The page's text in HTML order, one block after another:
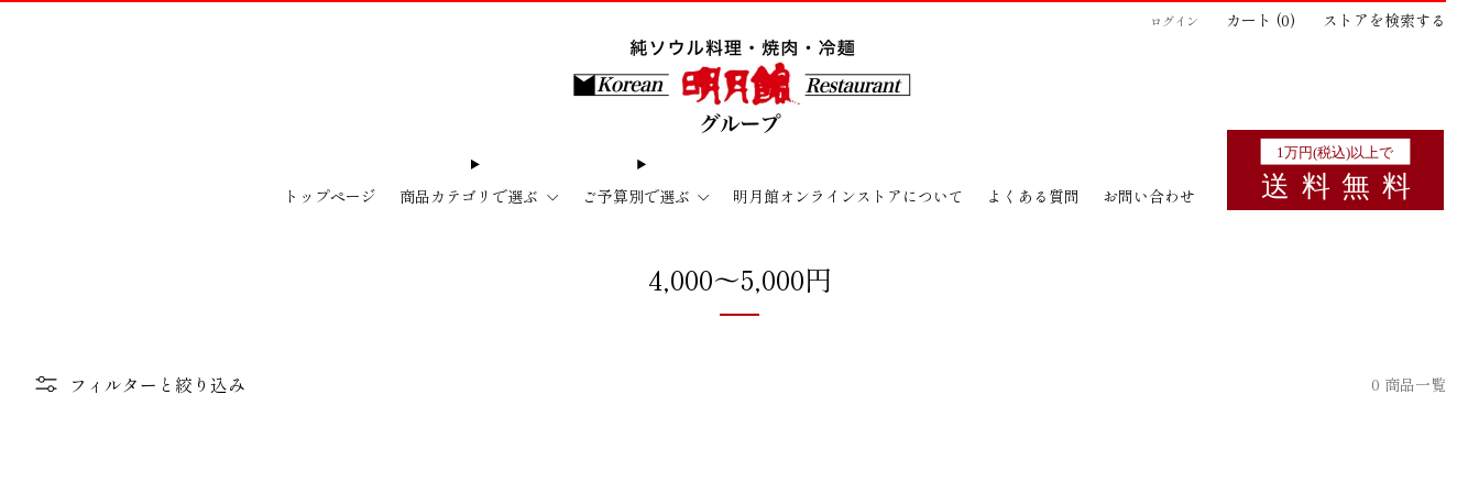
トップページ 商品カテゴリで選ぶ ご予算別で選ぶ 明月館オンラインストアについて よくある質問 お問い合わせ
ログイン カート (0) ストアを検索する
4,000〜5,000円
フィルターと絞り込み 0 商品一覧